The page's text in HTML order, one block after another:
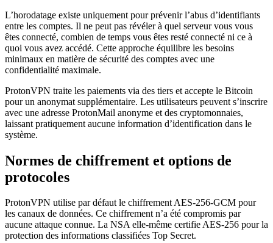
L’horodatage existe uniquement pour prévenir l’abus d’identifiants
entre les comptes. Il ne peut pas révéler à quel serveur vous vous
êtes connecté, combien de temps vous êtes resté connecté ni ce à
quoi vous avez accédé. Cette approche équilibre les besoins
minimaux en matière de sécurité des comptes avec une
confidentialité maximale.
ProtonVPN traite les paiements via des tiers et accepte le Bitcoin
pour un anonymat supplémentaire. Les utilisateurs peuvent s’inscrire
avec une adresse ProtonMail anonyme et des cryptomonnaies,
laissant pratiquement aucune information d’identification dans le
système.
Normes de chiffrement et options de
protocoles
ProtonVPN utilise par défaut le chiffrement AES-256-GCM pour
les canaux de données. Ce chiffrement n’a été compromis par
aucune attaque connue. La NSA elle-même certifie AES-256 pour la
protection des informations classifiées Top Secret.